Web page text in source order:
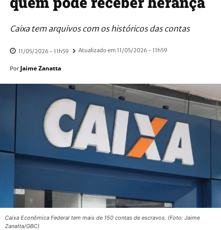
Caixa tem arquivos com os históricos das contas
11/05/2026 - 11h59 Atualizado em 11/05/2026 - 11h59
Por Jaime Zanatta
Caixa Econômica Federal tem mais de 150 contas de escravos. (Foto: Jaime
Zanatta/GBC)